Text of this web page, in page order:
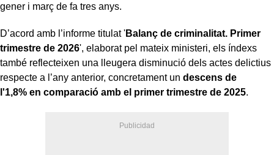
gener i març de fa tres anys.
D’acord amb l’informe titulat 'Balanç de criminalitat. Primer
trimestre de 2026', elaborat pel mateix ministeri, els índexs
també reflecteixen una lleugera disminució dels actes delictius
respecte a l’any anterior, concretament un descens de
l'1,8% en comparació amb el primer trimestre de 2025.